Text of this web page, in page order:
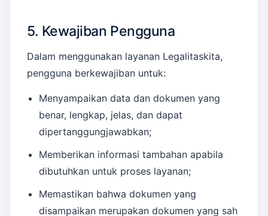
5. Kewajiban Pengguna
Dalam menggunakan layanan Legalitaskita,
pengguna berkewajiban untuk:
Menyampaikan data dan dokumen yang
benar, lengkap, jelas, dan dapat
dipertanggungjawabkan;
Memberikan informasi tambahan apabila
dibutuhkan untuk proses layanan;
Memastikan bahwa dokumen yang
disampaikan merupakan dokumen yang sah